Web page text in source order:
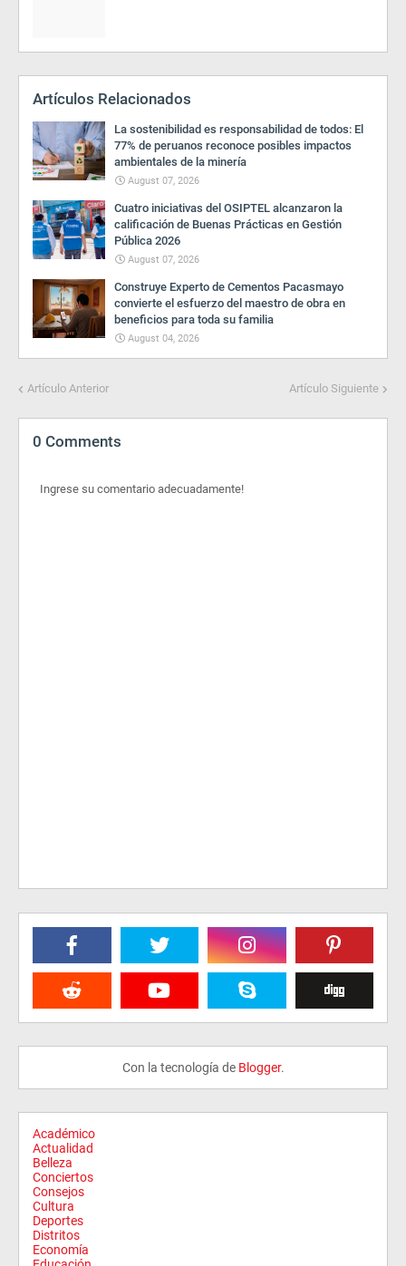
Artículos Relacionados
La sostenibilidad es responsabilidad de todos: El
77% de peruanos reconoce posibles impactos
ambientales de la minería
August 07, 2026
Cuatro iniciativas del OSIPTEL alcanzaron la
calificación de Buenas Prácticas en Gestión
Pública 2026
August 07, 2026
Construye Experto de Cementos Pacasmayo
convierte el esfuerzo del maestro de obra en
beneficios para toda su familia
August 04, 2026
Artículo Anterior Artículo Siguiente
0 Comments
Ingrese su comentario adecuadamente!
Con la tecnología de Blogger.
Académico
Actualidad
Belleza
Conciertos
Consejos
Cultura
Deportes
Distritos
Economía